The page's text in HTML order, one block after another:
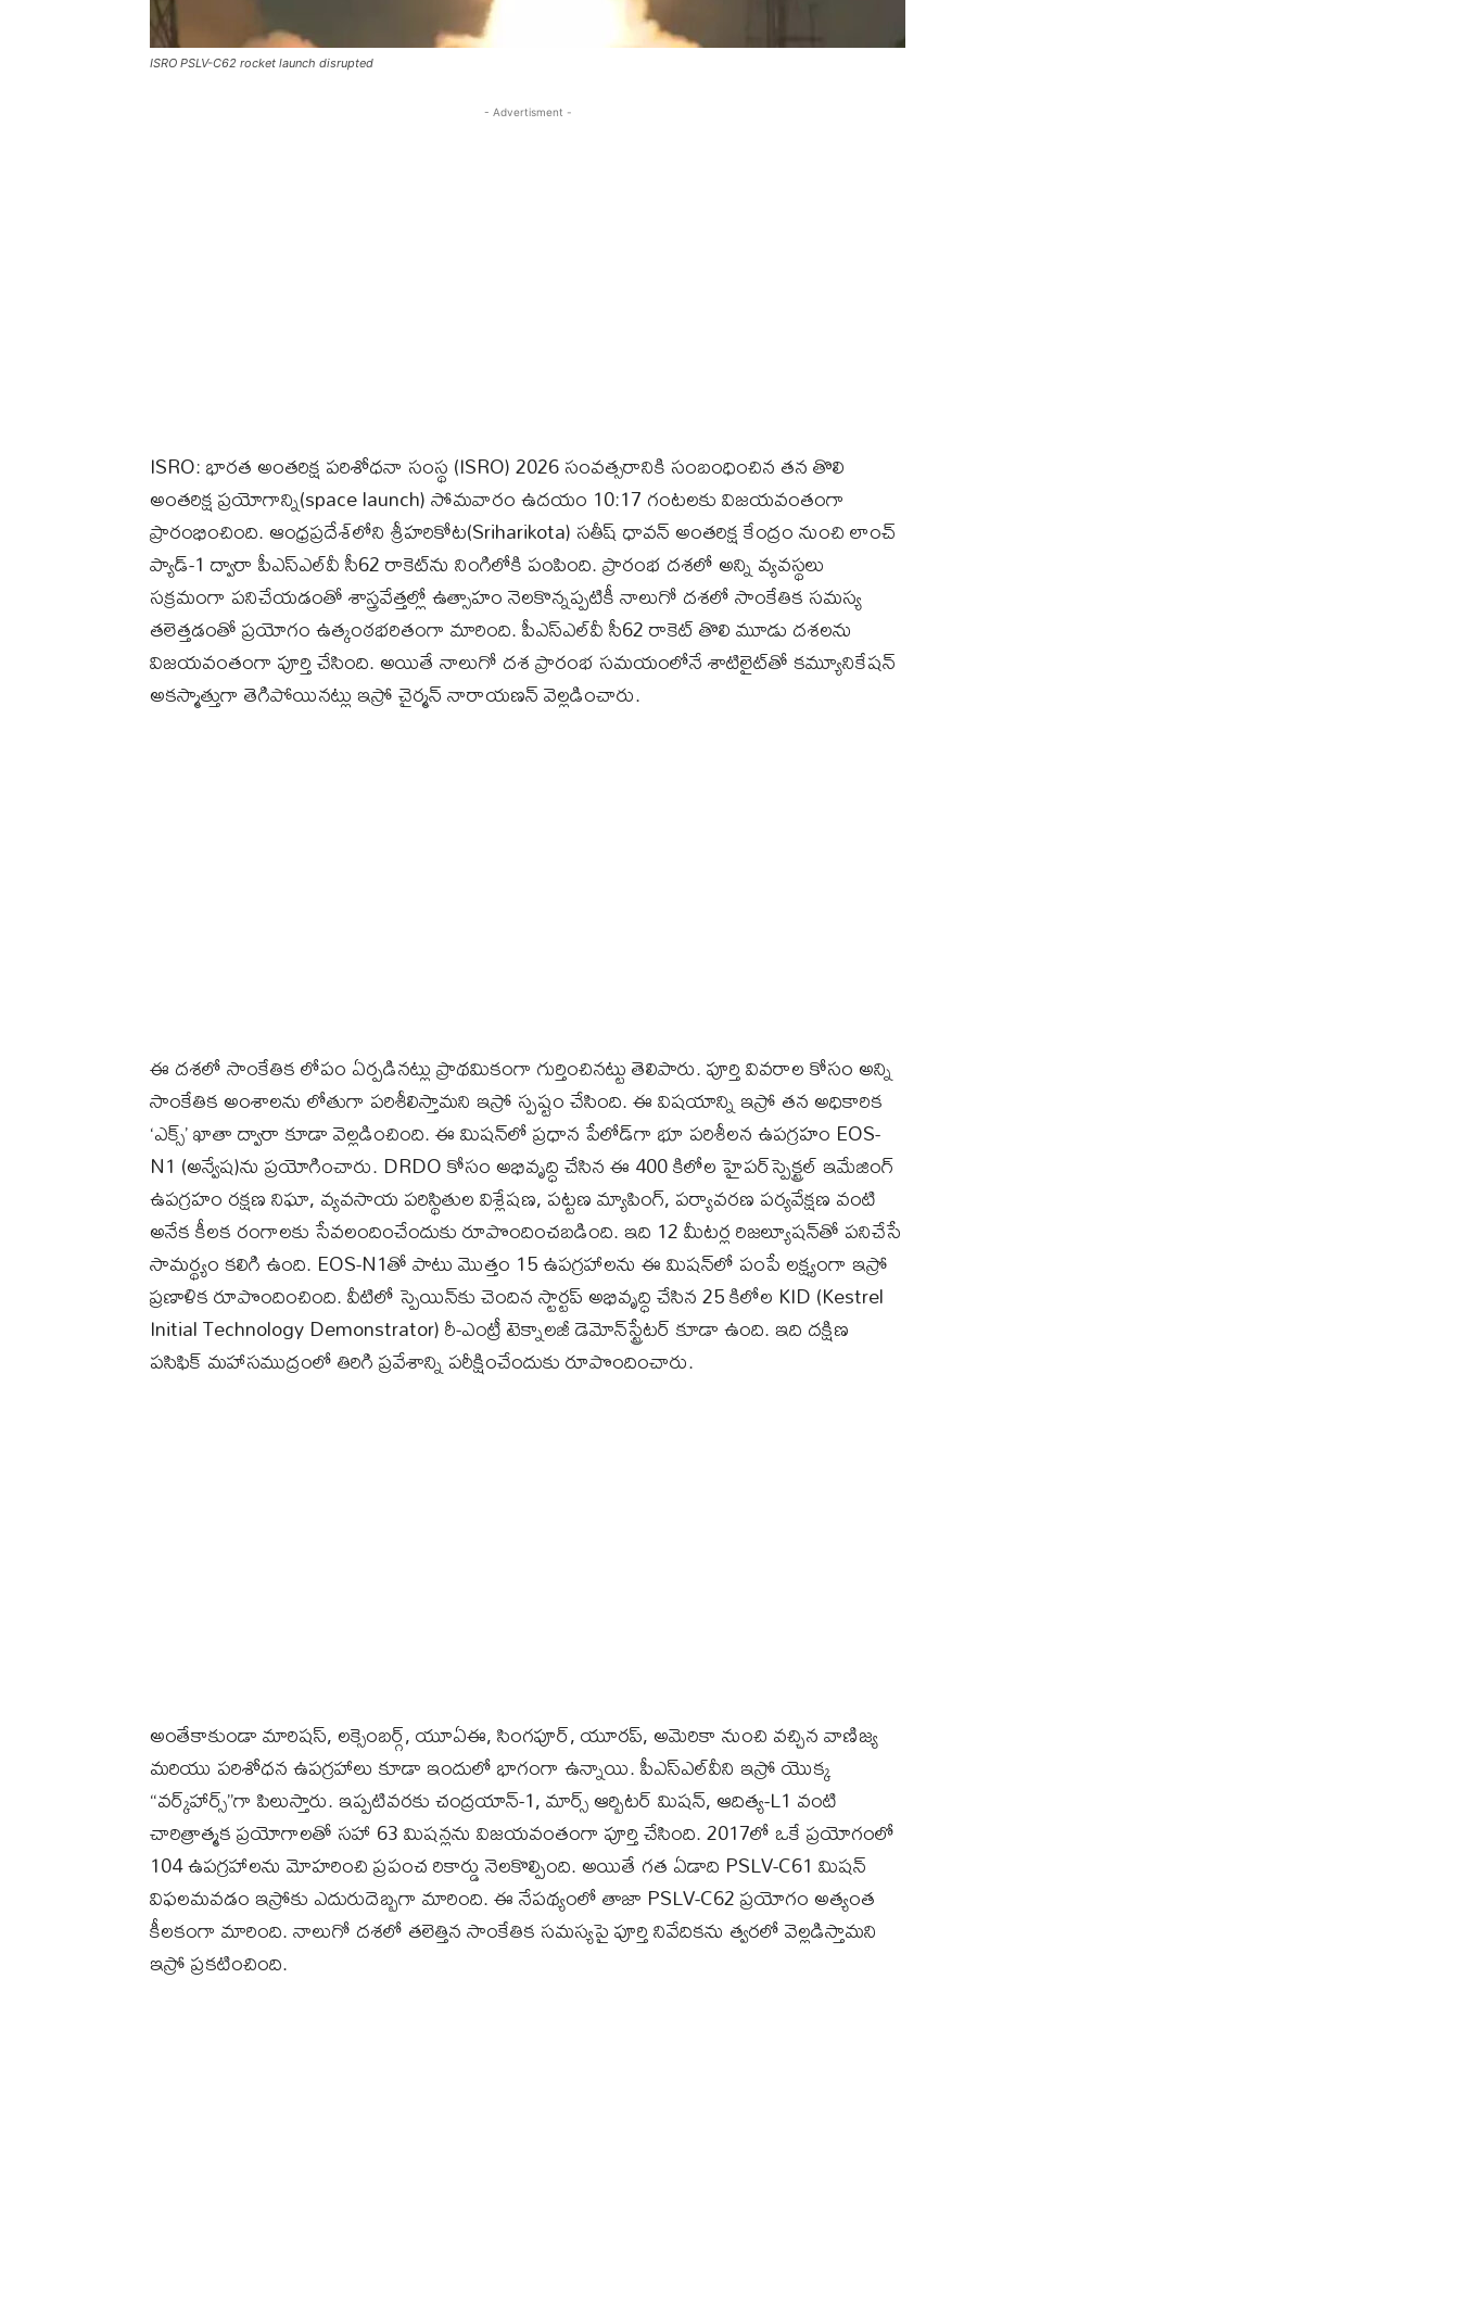
ISRO PSLV-C62 rocket launch disrupted
- Advertisment -
ISRO: భారత అంతరిక్ష పరిశోధనా సంస్థ (ISRO) 2026 సంవత్సరానికి సంబంధించిన తన తొలి
అంతరిక్ష ప్రయోగాన్ని(space launch) సోమవారం ఉదయం 10:17 గంటలకు విజయవంతంగా
ప్రారంభించింది. ఆంధ్రప్రదేశ్‌లోని శ్రీహరికోట(Sriharikota) సతీష్ ధావన్ అంతరిక్ష కేంద్రం నుంచి లాంచ్
ప్యాడ్-1 ద్వారా పీఎస్‌ఎల్‌వీ సీ62 రాకెట్‌ను నింగిలోకి పంపింది. ప్రారంభ దశలో అన్ని వ్యవస్థలు
సక్రమంగా పనిచేయడంతో శాస్త్రవేత్తల్లో ఉత్సాహం నెలకొన్నప్పటికీ నాలుగో దశలో సాంకేతిక సమస్య
తలెత్తడంతో ప్రయోగం ఉత్కంఠభరితంగా మారింది. పీఎస్‌ఎల్‌వీ సీ62 రాకెట్ తొలి మూడు దశలను
విజయవంతంగా పూర్తి చేసింది. అయితే నాలుగో దశ ప్రారంభ సమయంలోనే శాటిలైట్‌తో కమ్యూనికేషన్
అకస్మాత్తుగా తెగిపోయినట్లు ఇస్రో చైర్మన్ నారాయణన్ వెల్లడించారు.
ఈ దశలో సాంకేతిక లోపం ఏర్పడినట్లు ప్రాథమికంగా గుర్తించినట్టు తెలిపారు. పూర్తి వివరాల కోసం అన్ని
సాంకేతిక అంశాలను లోతుగా పరిశీలిస్తామని ఇస్రో స్పష్టం చేసింది. ఈ విషయాన్ని ఇస్రో తన అధికారిక
‘ఎక్స్’ ఖాతా ద్వారా కూడా వెల్లడించింది. ఈ మిషన్‌లో ప్రధాన పేలోడ్‌గా భూ పరిశీలన ఉపగ్రహం EOS-
N1 (అన్వేష)ను ప్రయోగించారు. DRDO కోసం అభివృద్ధి చేసిన ఈ 400 కిలోల హైపర్‌స్పెక్ట్రల్ ఇమేజింగ్
ఉపగ్రహం రక్షణ నిఘా, వ్యవసాయ పరిస్థితుల విశ్లేషణ, పట్టణ మ్యాపింగ్, పర్యావరణ పర్యవేక్షణ వంటి
అనేక కీలక రంగాలకు సేవలందించేందుకు రూపొందించబడింది. ఇది 12 మీటర్ల రిజల్యూషన్‌తో పనిచేసే
సామర్థ్యం కలిగి ఉంది. EOS-N1తో పాటు మొత్తం 15 ఉపగ్రహాలను ఈ మిషన్‌లో పంపే లక్ష్యంగా ఇస్రో
ప్రణాళిక రూపొందించింది. వీటిలో స్పెయిన్‌కు చెందిన స్టార్టప్ అభివృద్ధి చేసిన 25 కిలోల KID (Kestrel
Initial Technology Demonstrator) రీ-ఎంట్రీ టెక్నాలజీ డెమోన్‌స్ట్రేటర్ కూడా ఉంది. ఇది దక్షిణ
పసిఫిక్ మహాసముద్రంలో తిరిగి ప్రవేశాన్ని పరీక్షించేందుకు రూపొందించారు.
అంతేకాకుండా మారిషస్, లక్సెంబర్గ్, యూఏఈ, సింగపూర్, యూరప్, అమెరికా నుంచి వచ్చిన వాణిజ్య
మరియు పరిశోధన ఉపగ్రహాలు కూడా ఇందులో భాగంగా ఉన్నాయి. పీఎస్‌ఎల్‌వీని ఇస్రో యొక్క
“వర్క్‌హార్స్”గా పిలుస్తారు. ఇప్పటివరకు చంద్రయాన్-1, మార్స్ ఆర్బిటర్ మిషన్, ఆదిత్య-L1 వంటి
చారిత్రాత్మక ప్రయోగాలతో సహా 63 మిషన్లను విజయవంతంగా పూర్తి చేసింది. 2017లో ఒకే ప్రయోగంలో
104 ఉపగ్రహాలను మోహరించి ప్రపంచ రికార్డు నెలకొల్పింది. అయితే గత ఏడాది PSLV-C61 మిషన్
విఫలమవడం ఇస్రోకు ఎదురుదెబ్బగా మారింది. ఈ నేపథ్యంలో తాజా PSLV-C62 ప్రయోగం అత్యంత
కీలకంగా మారింది. నాలుగో దశలో తలెత్తిన సాంకేతిక సమస్యపై పూర్తి నివేదికను త్వరలో వెల్లడిస్తామని
ఇస్రో ప్రకటించింది.